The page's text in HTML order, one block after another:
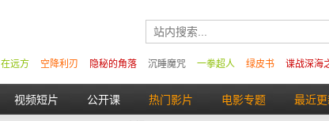
谍战深海
绿皮书
一拳超人
沉睡魔咒
隐秘的角落
空降利刃
在远方
视频短片 公开课 热门影片 电影专题 最近